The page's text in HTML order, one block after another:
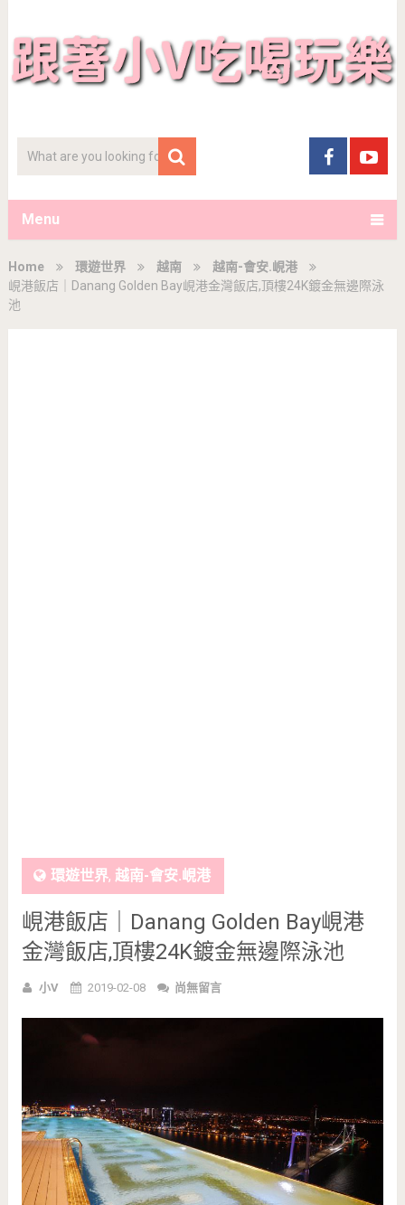
Menu
Home 環遊世界 越南
越南-會安.峴港
峴港飯店｜Danang Golden Bay峴港金灣飯店,頂樓24K鍍金無邊際泳
池
環遊世界, 越南-會安.峴港
峴港飯店｜Danang Golden Bay峴港
金灣飯店,頂樓24K鍍金無邊際泳池
小V 2019-02-08 尚無留言